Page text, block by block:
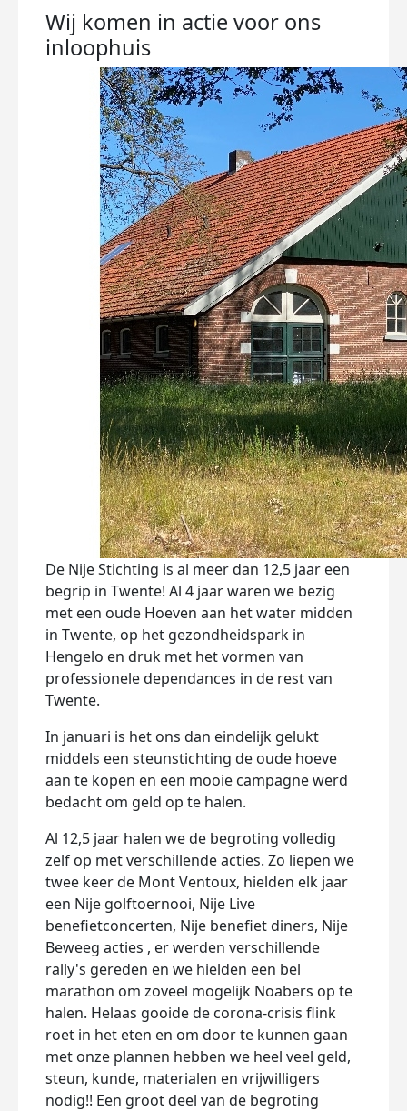
Wij komen in actie voor ons
inloophuis
De Nije Stichting is al meer dan 12,5 jaar een
begrip in Twente! Al 4 jaar waren we bezig
met een oude Hoeven aan het water midden
in Twente, op het gezondheidspark in
Hengelo en druk met het vormen van
professionele dependances in de rest van
Twente.
In januari is het ons dan eindelijk gelukt
middels een steunstichting de oude hoeve
aan te kopen en een mooie campagne werd
bedacht om geld op te halen.
Al 12,5 jaar halen we de begroting volledig
zelf op met verschillende acties. Zo liepen we
twee keer de Mont Ventoux, hielden elk jaar
een Nije golftoernooi, Nije Live
benefietconcerten, Nije benefiet diners, Nije
Beweeg acties , er werden verschillende
rally's gereden en we hielden een bel
marathon om zoveel mogelijk Noabers op te
halen. Helaas gooide de corona-crisis flink
roet in het eten en om door te kunnen gaan
met onze plannen hebben we heel veel geld,
steun, kunde, materialen en vrijwilligers
nodig!! Een groot deel van de begroting